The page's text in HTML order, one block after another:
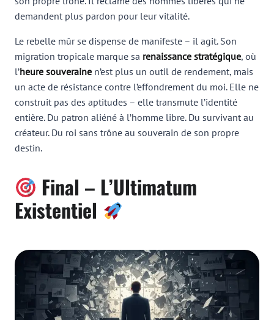
demandent plus pardon pour leur vitalité.
Le rebelle mûr se dispense de manifeste – il agit. Son
migration tropicale marque sa renaissance stratégique, où
l’heure souveraine n’est plus un outil de rendement, mais
un acte de résistance contre l’effondrement du moi. Elle ne
construit pas des aptitudes – elle transmute l’identité
entière. Du patron aliéné à l’homme libre. Du survivant au
créateur. Du roi sans trône au souverain de son propre
destin.
Final – L’Ultimatum
Existentiel